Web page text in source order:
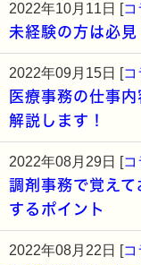
2022年10月11日 [コ
未経験の方は必
2022年09月15日 [コ
医療事務の仕事
解説します！
2022年08月29日 [コ
調剤事務で覚え
するポイント
2022年08月22日 [コ